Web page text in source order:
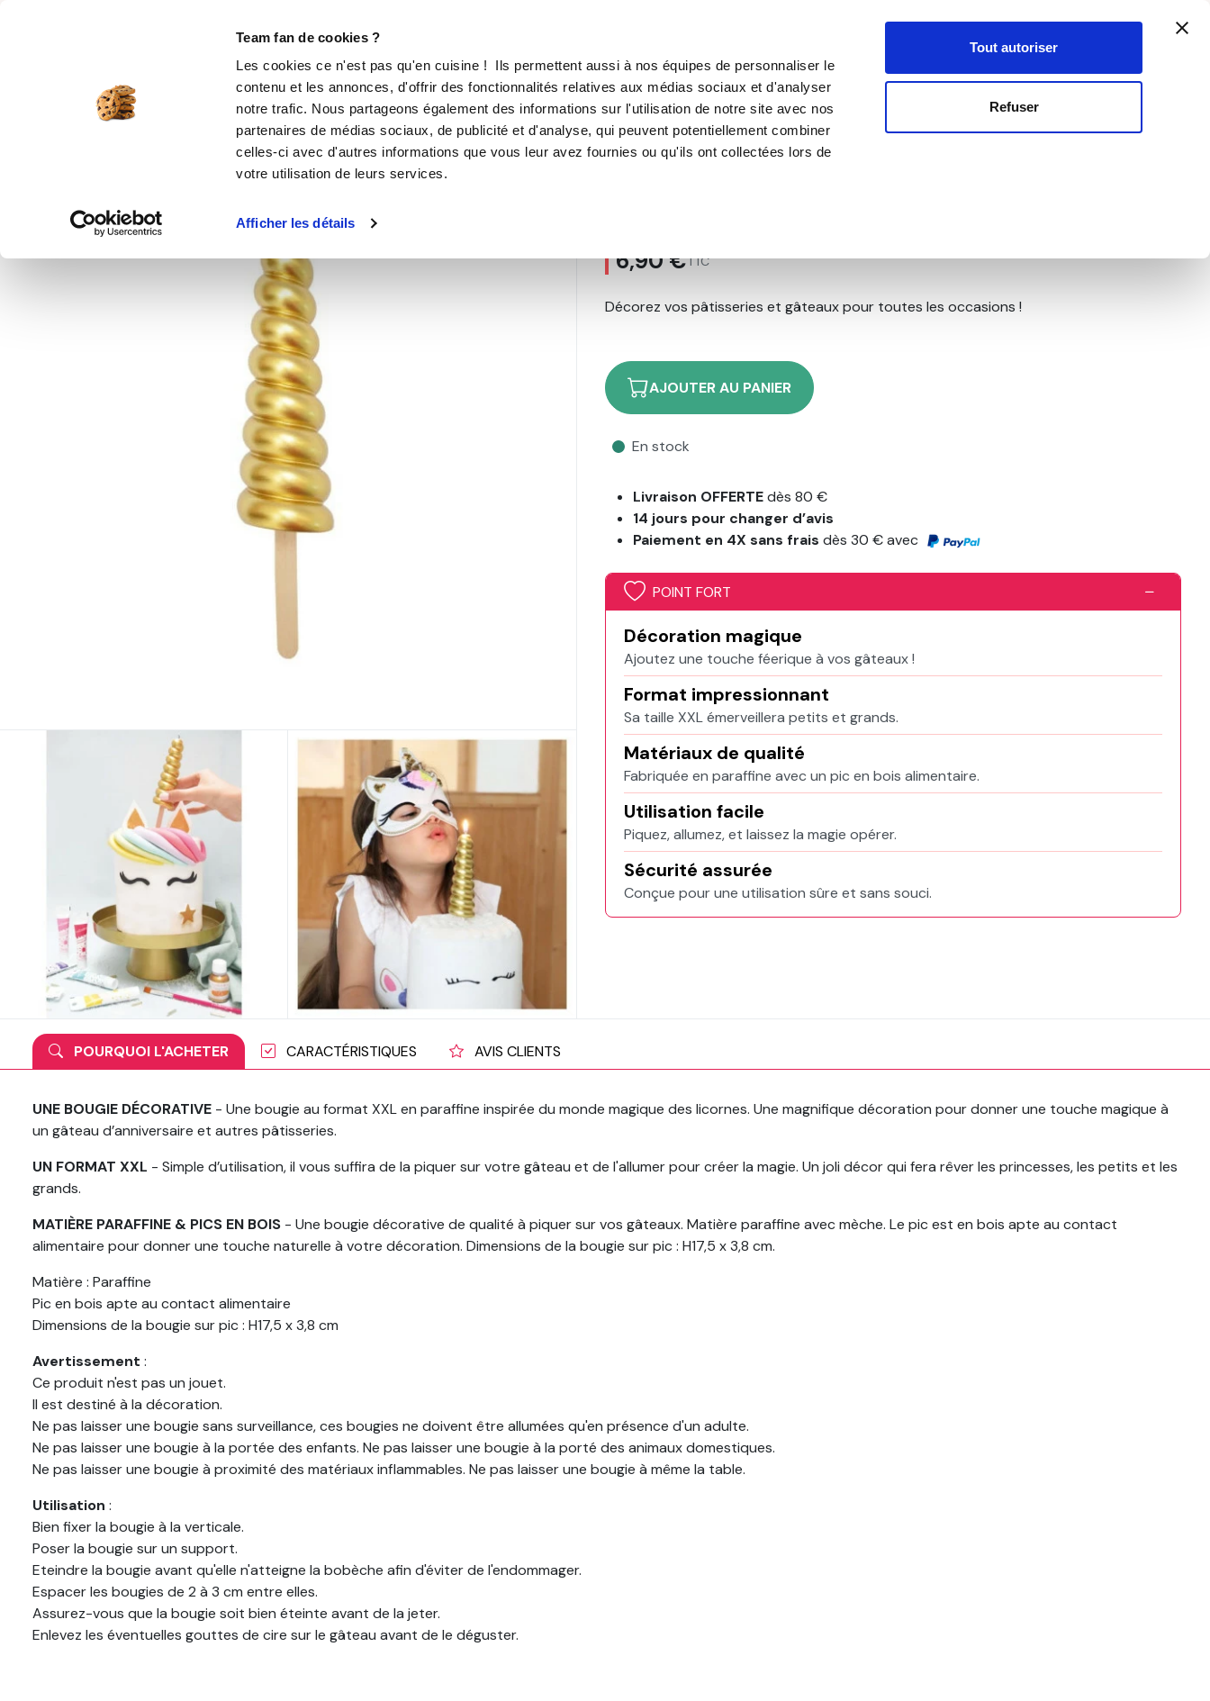
Team fan de cookies ?
Les cookies ce n'est pas qu'en cuisine ! Ils permettent aussi à nos équipes de personnaliser le
contenu et les annonces, d'offrir des fonctionnalités relatives aux médias sociaux et d'analyser
notre trafic. Nous partageons également des informations sur l'utilisation de notre site avec nos
partenaires de médias sociaux, de publicité et d'analyse, qui peuvent potentiellement combiner
celles-ci avec d'autres informations que vous leur avez fournies ou qu'ils ont collectées lors de
votre utilisation de leurs services.
Afficher les détails
Tout autoriser
Refuser
Créer un compte
Mon compte
Inscription -Connexion Votre
MOULES SILICONE USTENSILES ÉPICERIE MISE SOUS VIDE MACHINE À CAFÉ MACHINE À GLACE NOUVEAUTÉS
Ustensiles de cuisine Décors Bougie XXL Corne de Licorne
6,90 €TTC
Décorez vos pâtisseries et gâteaux pour toutes les occasions !
AJOUTER AU PANIER
En stock
Livraison OFFERTEdès 80 €
14 jours pour changer d’avis
Paiement en 4X sans fraisdès 30 € avec
POINT FORT
Décoration magique
Ajoutez une touche féerique à vos gâteaux !
Format impressionnant
Sa taille XXL émerveillera petits et grands.
Matériaux de qualité
Fabriquée en paraffine avec un pic en bois alimentaire.
Utilisation facile
Piquez, allumez, et laissez la magie opérer.
Sécurité assurée
Conçue pour une utilisation sûre et sans souci.
POURQUOI L'ACHETER CARACTÉRISTIQUES AVIS CLIENTS
UNE BOUGIE DÉCORATIVE - Une bougie au format XXL en paraffine inspirée du monde magique des licornes. Une magnifique décoration pour donner une touche magique à
un gâteau d’anniversaire et autres pâtisseries.
UN FORMAT XXL - Simple d’utilisation, il vous suffira de la piquer sur votre gâteau et de l'allumer pour créer la magie. Un joli décor qui fera rêver les princesses, les petits et les
grands.
MATIÈRE PARAFFINE & PICS EN BOIS - Une bougie décorative de qualité à piquer sur vos gâteaux. Matière paraffine avec mèche. Le pic est en bois apte au contact
alimentaire pour donner une touche naturelle à votre décoration. Dimensions de la bougie sur pic : H17,5 x 3,8 cm.
Matière : Paraffine
Pic en bois apte au contact alimentaire
Dimensions de la bougie sur pic : H17,5 x 3,8 cm
Avertissement :
Ce produit n'est pas un jouet.
Il est destiné à la décoration.
Ne pas laisser une bougie sans surveillance, ces bougies ne doivent être allumées qu'en présence d'un adulte.
Ne pas laisser une bougie à la portée des enfants. Ne pas laisser une bougie à la porté des animaux domestiques.
Ne pas laisser une bougie à proximité des matériaux inflammables. Ne pas laisser une bougie à même la table.
Utilisation :
Bien fixer la bougie à la verticale.
Poser la bougie sur un support.
Eteindre la bougie avant qu'elle n'atteigne la bobèche afin d'éviter de l'endommager.
Espacer les bougies de 2 à 3 cm entre elles.
Assurez-vous que la bougie soit bien éteinte avant de la jeter.
Enlevez les éventuelles gouttes de cire sur le gâteau avant de le déguster.